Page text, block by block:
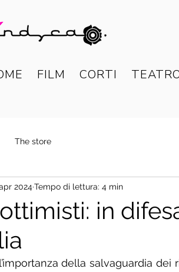
FILM CORTI
The store
in
2024Tempo di lettura: 4 min
della salvaguardia